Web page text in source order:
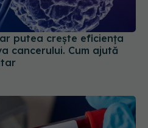
putea crește eficiența
Cum ajută